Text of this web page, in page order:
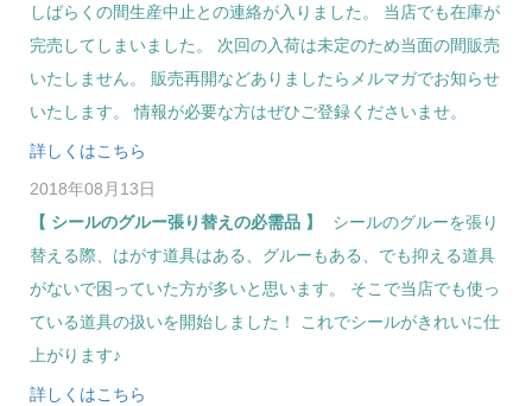
しばらくの間生産中止との連絡が入りました。 当店でも在庫が
完売してしまいました。 次回の入荷は未定のため当面の間販売
いたしません。 販売再開などありましたらメルマガでお知らせ
いたします。 情報が必要な方はぜひご登録くださいませ。
詳しくはこちら
2018年08月13日
シールのグルー張り替えの必需品
シールのグルーを張り
替える際、はがす道具はある、グルーもある、でも抑える道具
がないで困っていた方が多いと思います。 そこで当店でも使っ
ている道具の扱いを開始しました！ これでシールがきれいに仕
上がります♪
詳しくはこちら